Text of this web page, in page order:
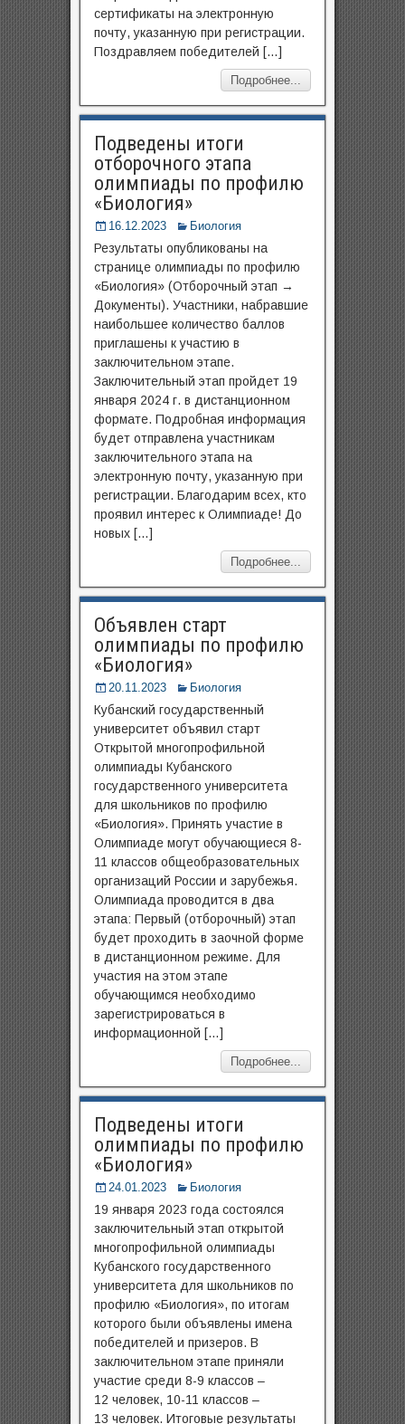
сертификаты на электронную
почту, указанную при регистрации.
Поздравляем победителей […]
Подробнее...
Подведены итоги
отборочного этапа
олимпиады по профилю
«Биология»
16.12.2023 Биология
Результаты опубликованы на
странице олимпиады по профилю
«Биология» (Отборочный этап →
Документы). Участники, набравшие
наибольшее количество баллов
приглашены к участию в
заключительном этапе.
Заключительный этап пройдет 19
января 2024 г. в дистанционном
формате. Подробная информация
будет отправлена участникам
заключительного этапа на
электронную почту, указанную при
регистрации. Благодарим всех, кто
проявил интерес к Олимпиаде! До
новых […]
Подробнее...
Объявлен старт
олимпиады по профилю
«Биология»
20.11.2023 Биология
Кубанский государственный
университет объявил старт
Открытой многопрофильной
олимпиады Кубанского
государственного университета
для школьников по профилю
«Биология». Принять участие в
Олимпиаде могут обучающиеся 8-
11 классов общеобразовательных
организаций России и зарубежья.
Олимпиада проводится в два
этапа: Первый (отборочный) этап
будет проходить в заочной форме
в дистанционном режиме. Для
участия на этом этапе
обучающимся необходимо
зарегистрироваться в
информационной […]
Подробнее...
Подведены итоги
олимпиады по профилю
«Биология»
24.01.2023 Биология
19 января 2023 года состоялся
заключительный этап открытой
многопрофильной олимпиады
Кубанского государственного
университета для школьников по
профилю «Биология», по итогам
которого были объявлены имена
победителей и призеров. В
заключительном этапе приняли
участие среди 8-9 классов –
12 человек, 10-11 классов –
13 человек. Итоговые результаты